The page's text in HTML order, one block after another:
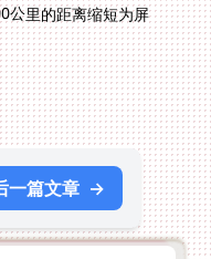
一篇文章 →